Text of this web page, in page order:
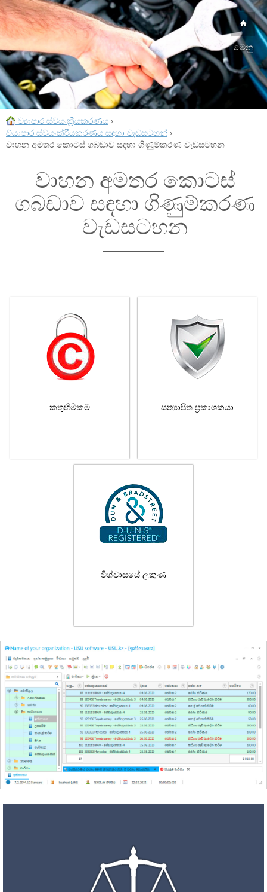
මෙනු
ව්‍යාපාර ස්වයංක්‍රීයකරණය ›
ව්යාපාර ස්වයංක්රීයකරණය සඳහා වැඩසටහන් ›
වාහන අමතර කොටස් ගබඩාව සඳහා ගිණුම්කරණ වැඩසටහන
වාහන අමතර කොටස්
ගබඩාව සඳහා ගිණුම්කරණ
වැඩසටහන
කතුහිමිකම සත්‍යාපිත ප්‍රකාශකයා
විශ්වාසයේ ලකුණ